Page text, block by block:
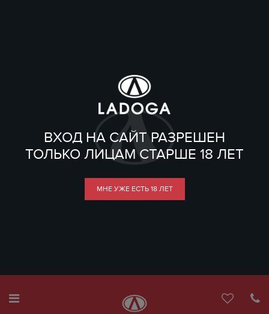
ВХОД НА САЙТ РАЗРЕШЕН
ТОЛЬКО ЛИЦАМ СТАРШЕ 18 ЛЕТ
МНЕ УЖЕ ЕСТЬ 18 ЛЕТ